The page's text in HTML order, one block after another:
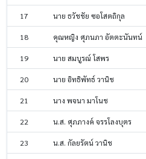
17 นาย ธวัชชัย ซอโสตถิกุล
18 คุณหญิง ศุภนภา อัตตะนันทน์
19 นาย สมบูรณ์ โสพร
20 นาย อิทธิพัทธ์ วานิช
21 นาง พจนา มาโนช
22 น.ส. ศุภภางค์ จรรโลงบุตร
23 น.ส. กัลยรัตน์ วานิช